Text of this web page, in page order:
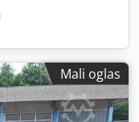
Mali oglas